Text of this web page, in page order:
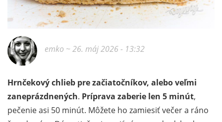
emko ~ 26. máj 2026 - 13:32
Hrnčekový chlieb pre začiatočníkov, alebo veľmi
zaneprázdnených. Príprava zaberie len 5 minút,
pečenie asi 50 minút. Môžete ho zamiesiť večer a ráno